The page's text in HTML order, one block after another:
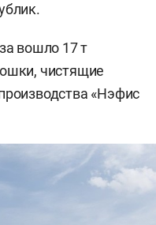
вошло 17 т
чистящие
«Нэфис